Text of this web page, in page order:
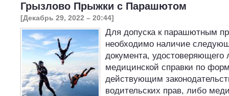
Грызлово Прыжки с Парашютом
[Декабрь 29, 2022 – 20:44]
Для допуска к парашютным
необходимо наличие
документа, удостоверяющего
медицинской справки по
действующим
водительских прав, либо